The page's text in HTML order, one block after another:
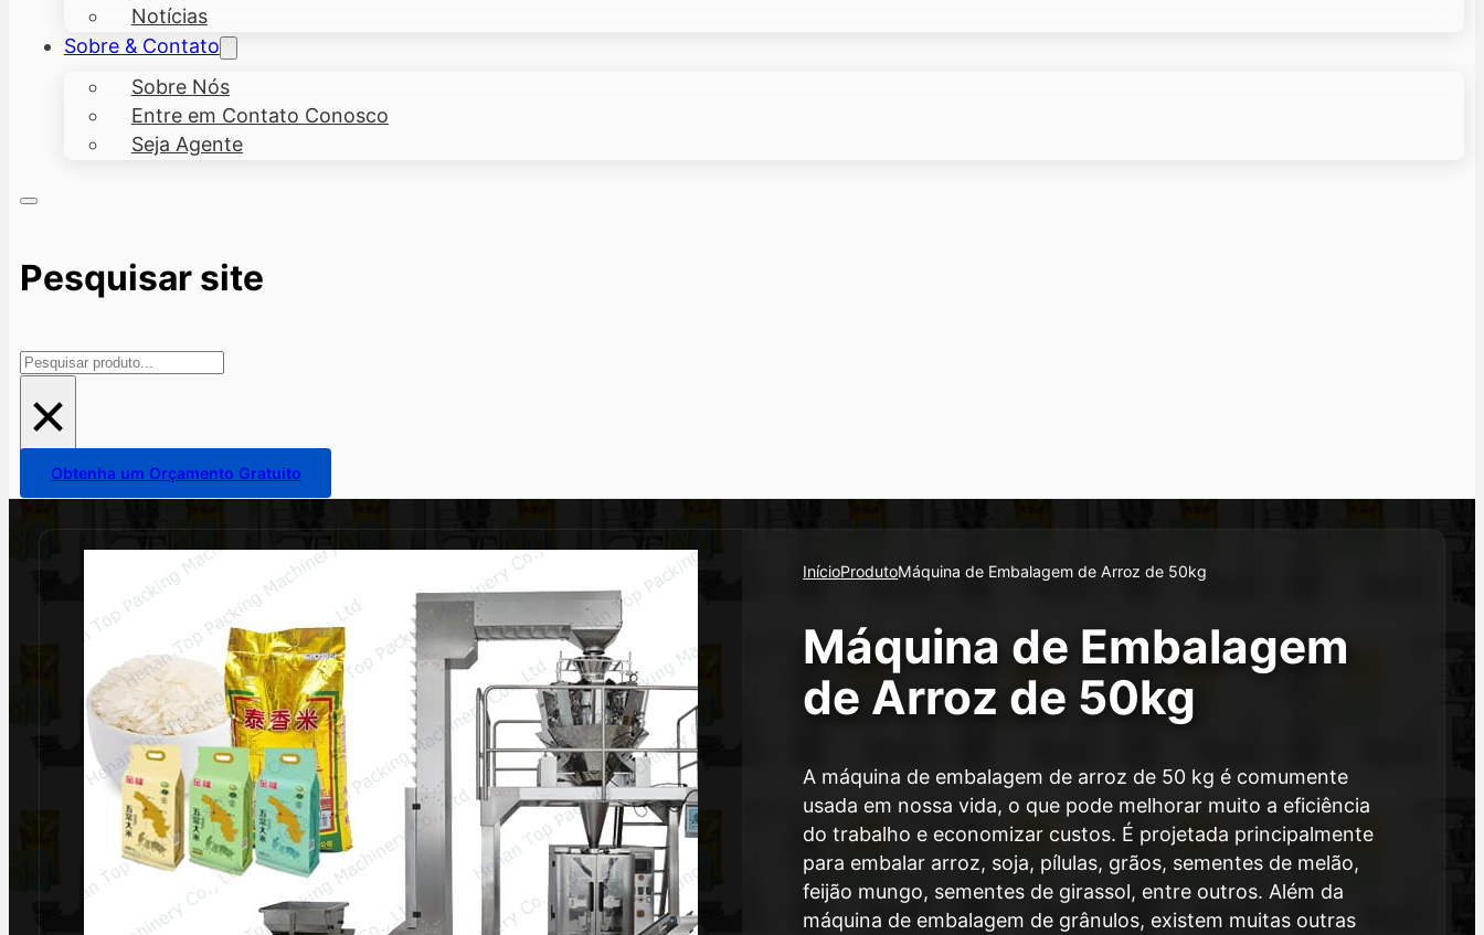
Notícias
Sobre & Contato
Sobre Nós
Entre em Contato Conosco
Seja Agente
Pesquisar site
Pesquisar
×
Obtenha um Orçamento Gratuito
InícioProdutoMáquina de Embalagem de Arroz de 50kg
Máquina de Embalagem
de Arroz de 50kg
A máquina de embalagem de arroz de 50 kg é comumente
usada em nossa vida, o que pode melhorar muito a eficiência
do trabalho e economizar custos. É projetada principalmente
para embalar arroz, soja, pílulas, grãos, sementes de melão,
feijão mungo, sementes de girassol, entre outros. Além da
máquina de embalagem de grânulos, existem muitas outras